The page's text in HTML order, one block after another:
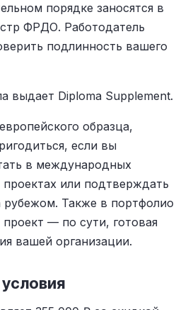
порядке заносятся в
ФРДО. Работодатель
подлинность вашего
выдает Diploma Supplement.
образца,
если вы
в международных
проектах или подтверждать
рубежом. Также в портфолио
— по сути, готовая
вашей организации.